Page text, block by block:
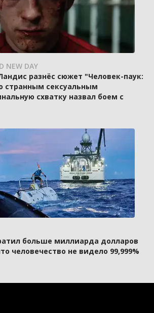
NEW DAY
разнёс сюжет "Человек-паук:
странным сексуальным
схватку назвал боем с
больше миллиарда долларов
человечество не видело 99,999%